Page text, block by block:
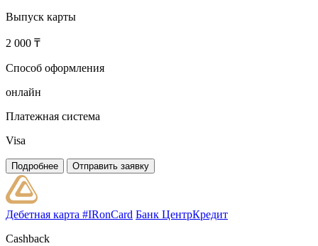
Выпуск карты
2 000 ₸
Способ оформления
онлайн
Платежная система
Visa
Подробнее Отправить заявку
Дебетная карта #IRonCard Банк ЦентрКредит
Cashback